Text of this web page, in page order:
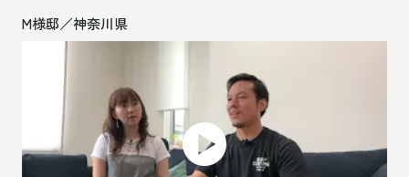
M様邸／神奈川県